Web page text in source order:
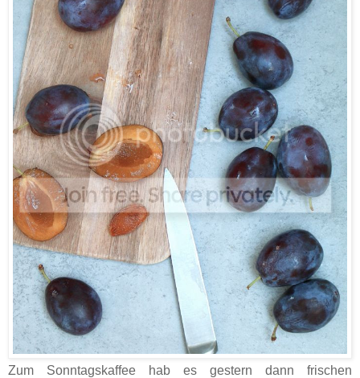
Zum Sonntagskaffee hab es gestern dann frischen